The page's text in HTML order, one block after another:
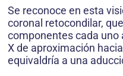
Se reconoce en esta
coronal retocondilar,
componentes cada uno
X de aproximación
equivaldría a una